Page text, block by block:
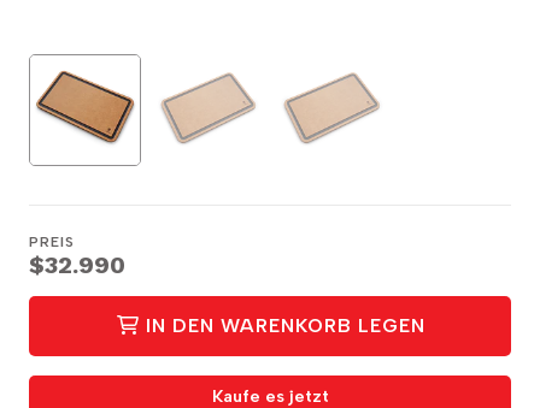
PREIS
$32.990
IN DEN WARENKORB LEGEN
Kaufe es jetzt